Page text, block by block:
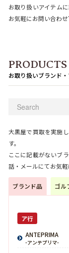
お取り扱いアイテム
お気軽にお問い合わせ
お取り扱いブランド
大黒屋で買取を実施
す。
ここに記載がないブ
話・メールにてお気軽
ブランド品 ゴル
ア行
ANTEPRIMA
-アンテプリマ-